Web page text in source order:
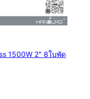
1500W 2″ 8ใบพัด